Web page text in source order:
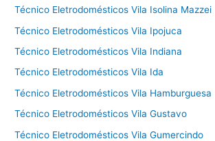
Técnico Eletrodomésticos Vila Isolina Mazzei
Técnico Eletrodomésticos Vila Ipojuca
Técnico Eletrodomésticos Vila Indiana
Técnico Eletrodomésticos Vila Ida
Técnico Eletrodomésticos Vila Hamburguesa
Técnico Eletrodomésticos Vila Gustavo
Técnico Eletrodomésticos Vila Gumercindo